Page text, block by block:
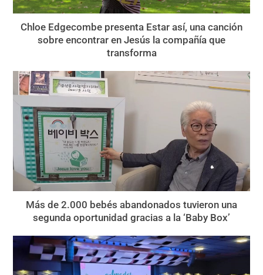
Chloe Edgecombe presenta Estar así, una canción
sobre encontrar en Jesús la compañía que
transforma
Más de 2.000 bebés abandonados tuvieron una
segunda oportunidad gracias a la ‘Baby Box’